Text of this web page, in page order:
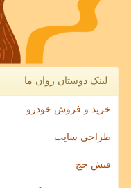
لینک دوستان روان ما
خرید و فروش خودرو
طراحی سایت
فیش حج